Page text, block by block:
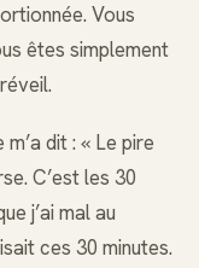
Vous
êtes simplement
dit : « Le pire
C’est les 30
j’ai mal au
ces 30 minutes.